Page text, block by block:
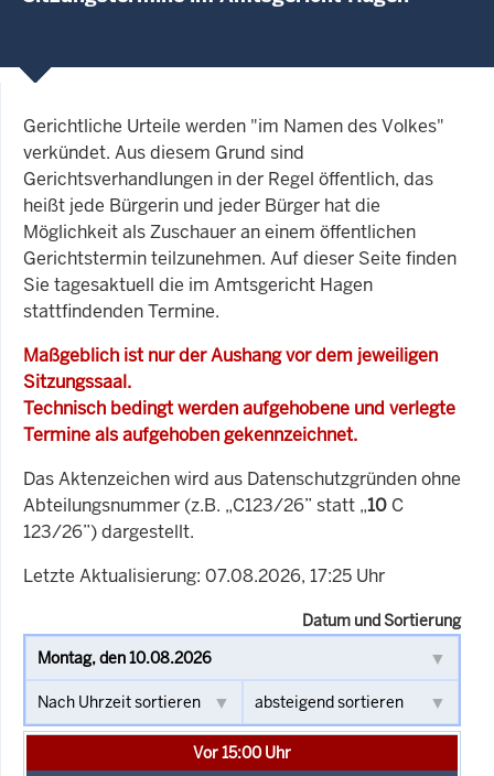
Gerichtliche Urteile werden "im Namen des Volkes"
verkündet. Aus diesem Grund sind
Gerichtsverhandlungen in der Regel öffentlich, das
heißt jede Bürgerin und jeder Bürger hat die
Möglichkeit als Zuschauer an einem öffentlichen
Gerichtstermin teilzunehmen. Auf dieser Seite finden
Sie tagesaktuell die im Amtsgericht Hagen
stattfindenden Termine.
Maßgeblich ist nur der Aushang vor dem jeweiligen
Sitzungssaal.
Technisch bedingt werden aufgehobene und verlegte
Termine als aufgehoben gekennzeichnet.
Das Aktenzeichen wird aus Datenschutzgründen ohne
Abteilungsnummer (z.B. „C123/26” statt „10 C
123/26”) dargestellt.
Letzte Aktualisierung: 07.08.2026, 17:25 Uhr
Datum und Sortierung
Vor 15:00 Uhr